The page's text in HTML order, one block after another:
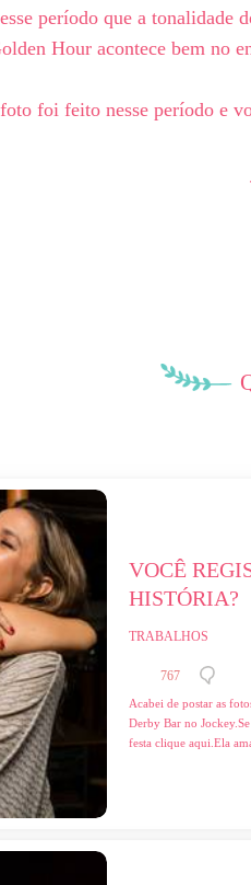
período que a tonalidade
Hour acontece bem no
foi feito nesse período e
VOCÊ
HISTÓRIA?
TRABALHOS
767
Acabei de postar as
Derby Bar no
festa clique aqui.Ela